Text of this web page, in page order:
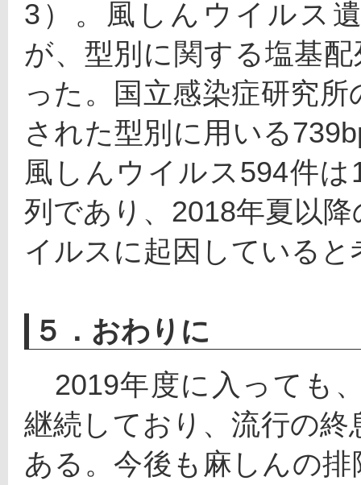
3）。風しんウイルス
が、型別に関する塩基
った。国立感染症研究
された型別に用いる
風しんウイルス594件
列であり、2018年夏以
イルスに起因している
５．おわりに
2019年度に入っても
継続しており、流行の
ある。今後も麻しんの